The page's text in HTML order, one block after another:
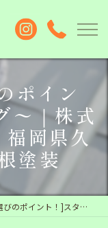
ポイン
〜｜株式
福岡県久
塗装
グ〜｜株式会社リベルタ企画｜福岡県久留米市外壁・屋根塗装